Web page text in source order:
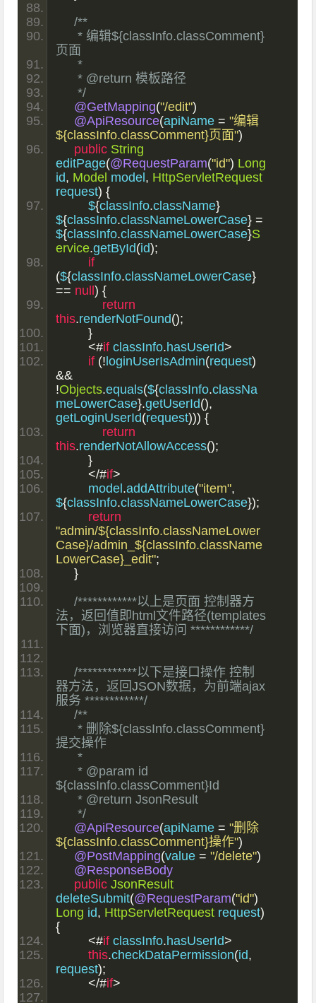
/**
     * 编辑${classInfo.classComment}
页面
     *
     * @return 模板路径
     */
@GetMapping("/edit")
@ApiResource(apiName = "编辑
${classInfo.classComment}页面")
public String
editPage(@RequestParam("id") Long
id, Model model, HttpServletRequest
request) {
        $
{classInfo.className}
${classInfo.classNameLowerCase} =
${classInfo.classNameLowerCase}S
ervice.getById(id);
if
(${classInfo.classNameLowerCase}
== null) {
return
this.renderNotFound();
}
<#if classInfo.hasUserId>
if (!loginUserIsAdmin(request)
&&
!Objects.equals(${classInfo.classNa
meLowerCase}.getUserId(),
getLoginUserId(request))) {
return
this.renderNotAllowAccess();
}
</#if>
        model
.addAttribute("item",
${classInfo.classNameLowerCase});
return
"admin/${classInfo.classNameLower
Case}/admin_${classInfo.className
LowerCase}_edit";
}
/************以上是页面 控制器方
法，返回值即html文件路径(templates
下面)，浏览器直接访问 ************/
/************以下是接口操作 控制
器方法，返回JSON数据，为前端ajax
服务 ************/
/**
     * 删除${classInfo.classComment}
提交操作
     *
     * @param id
${classInfo.classComment}Id
     * @return JsonResult
     */
@ApiResource(apiName = "删除
${classInfo.classComment}操作")
@PostMapping(value = "/delete")
@ResponseBody
public JsonResult
deleteSubmit(@RequestParam("id")
Long id, HttpServletRequest request)
{
<#if classInfo.hasUserId>
this.checkDataPermission(id,
request);
</#if>